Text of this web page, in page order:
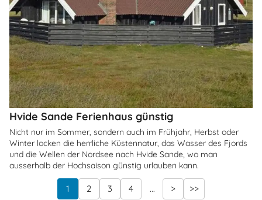
Hvide Sande Ferienhaus günstig
Nicht nur im Sommer, sondern auch im Frühjahr, Herbst oder
Winter locken die herrliche Küstennatur, das Wasser des Fjords
und die Wellen der Nordsee nach Hvide Sande, wo man
ausserhalb der Hochsaison günstig urlauben kann.
1 2 3 4 ... > >>